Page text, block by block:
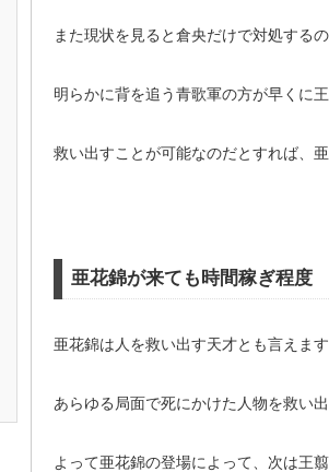
また現状を見ると倉央だけで対処する
明らかに背を追う青歌軍の方が早くに
救い出すことが可能なのだとすれば、
亜花錦が来ても時間稼ぎ程度
亜花錦は人を救い出す天才とも言えます
あらゆる局面で死にかけた人物を救い
よって亜花錦の登場によって、次は王